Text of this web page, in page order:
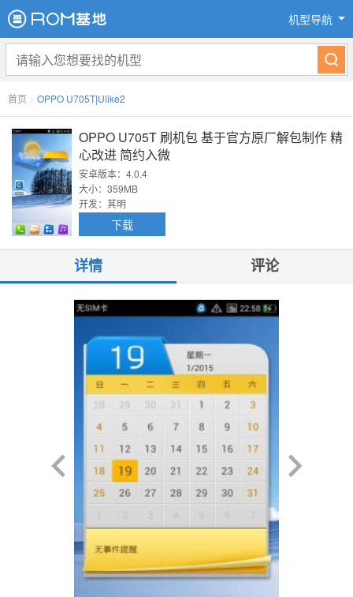
机型导航
首页 > OPPO U705T|Ulike2
OPPO U705T 刷机包 基于官方原厂解包制作 精
心改进 简约入微
安卓版本：4.0.4
大小：359MB
开发：其明
下载
详情 评论